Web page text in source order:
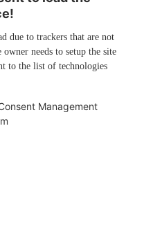
due to trackers that are not
needs to setup the site
to the list of technologies
Management